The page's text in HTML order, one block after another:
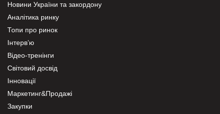
Новини України та закордону
Аналітика ринку
Топи про ринок
Інтерв’ю
Відео-тренінги
Світовий досвід
Інновації
Маркетинг&Продажі
Закупки